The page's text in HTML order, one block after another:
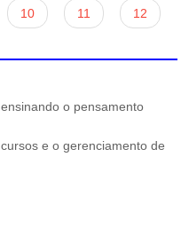
10 11 12
o pensamento
e o gerenciamento de